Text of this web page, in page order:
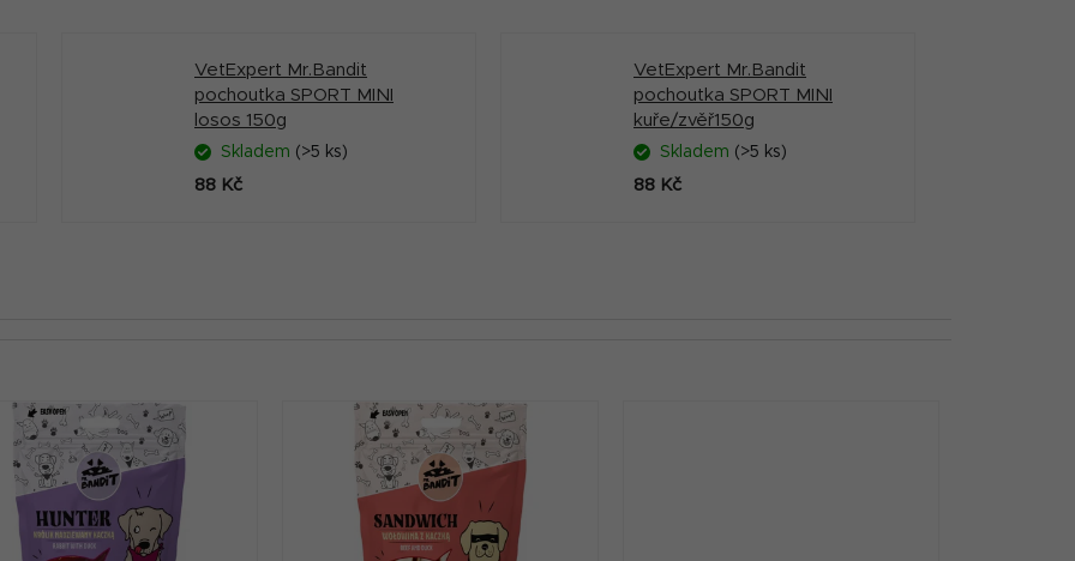
VetExpert Mr.Bandit
pochoutka SPORT MINI
losos 150g
Skladem (>5 ks)
88 Kč
VetExpert Mr.Bandit
pochoutka SPORT MINI
kuře/zvěř150g
Skladem (>5 ks)
88 Kč